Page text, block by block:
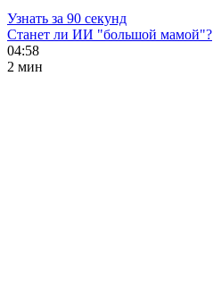
Узнать за 90 секунд
Станет ли ИИ "большой мамой"?
04:58
2 мин